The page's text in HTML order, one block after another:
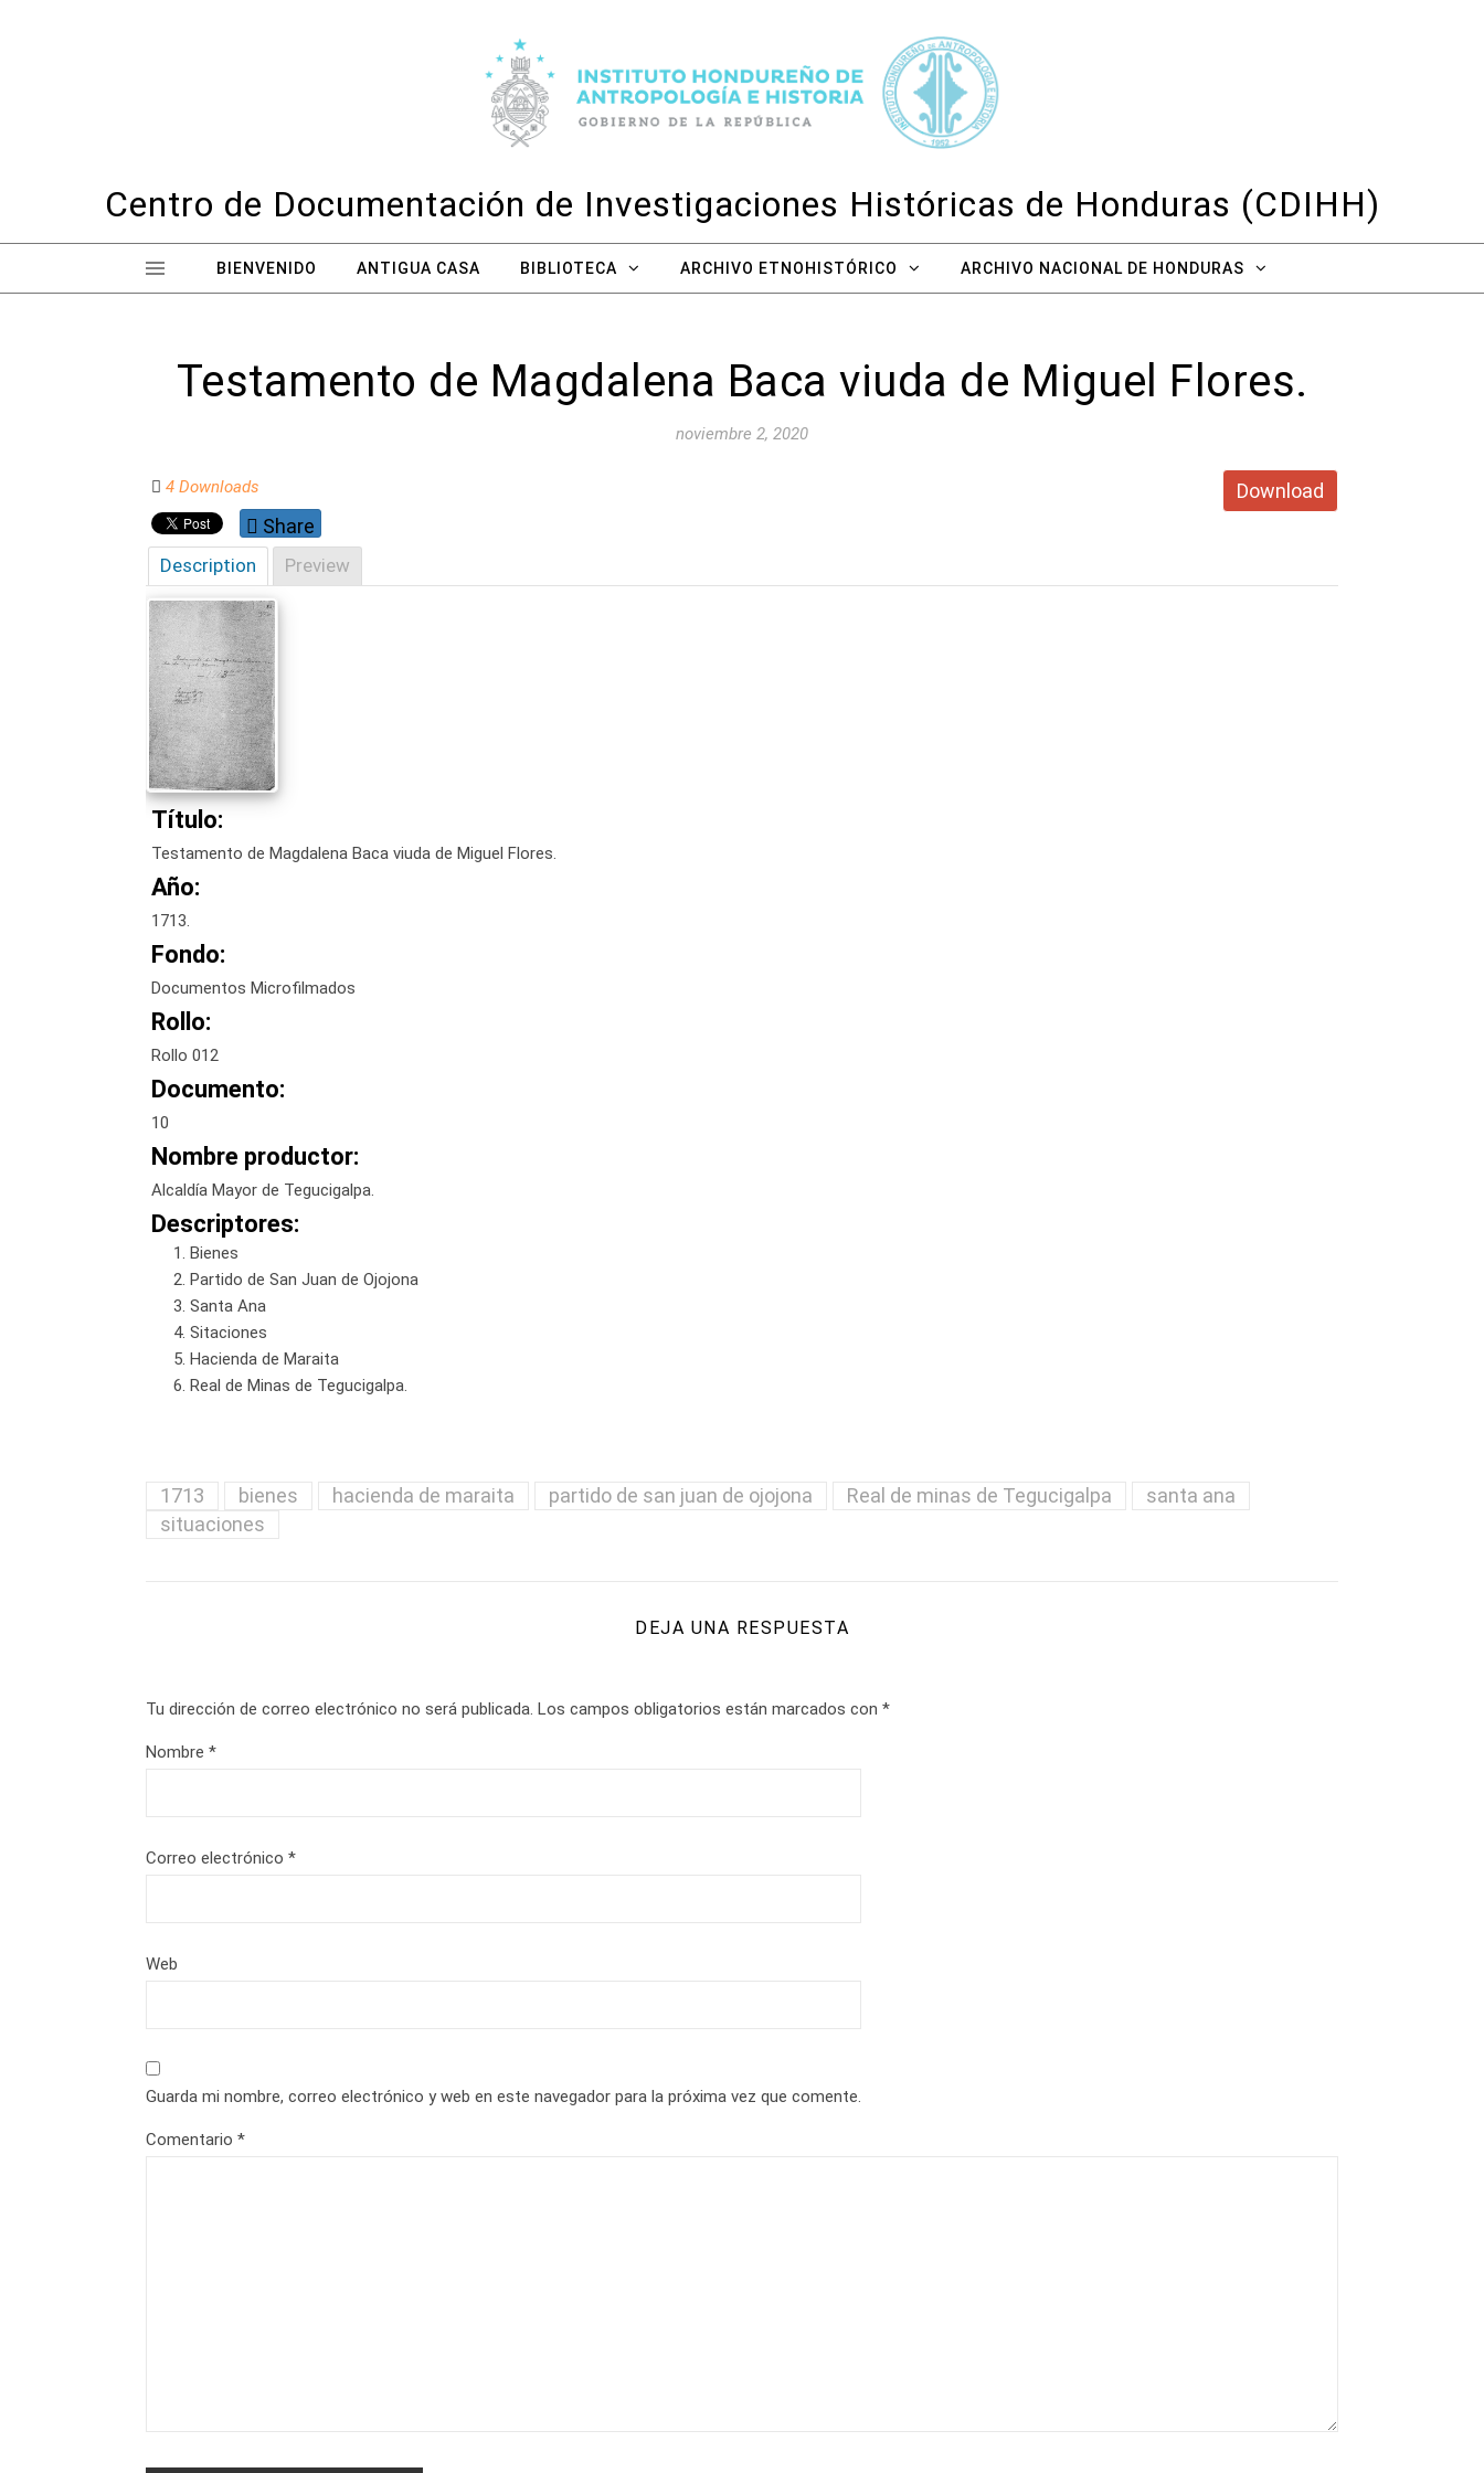
Centro de Documentación de Investigaciones Históricas de Honduras (CDIHH)
BIENVENIDO ANTIGUA CASA BIBLIOTECA ARCHIVO ETNOHISTÓRICO ARCHIVO NACIONAL DE HONDURAS
Testamento de Magdalena Baca viuda de Miguel Flores.
noviembre 2, 2020
Download
4 Downloads
Share
Description Preview
Título:
Testamento de Magdalena Baca viuda de Miguel Flores.
Año:
1713.
Fondo:
Documentos Microfilmados
Rollo:
Rollo 012
Documento:
10
Nombre productor:
Alcaldía Mayor de Tegucigalpa.
Descriptores:
Bienes
Partido de San Juan de Ojojona
Santa Ana
Sitaciones
Hacienda de Maraita
Real de Minas de Tegucigalpa.
1713 bienes hacienda de maraita partido de san juan de ojojona Real de minas de Tegucigalpa
santa ana
situaciones
DEJA UNA RESPUESTA
Tu dirección de correo electrónico no será publicada. Los campos obligatorios están marcados con *
Nombre *
Correo electrónico *
Web
Guarda mi nombre, correo electrónico y web en este navegador para la próxima vez que comente.
Comentario *